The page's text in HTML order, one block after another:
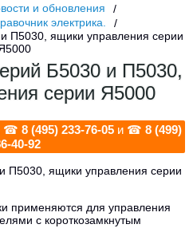
и обновления
электрика.
П5030, ящики управления серии
Б5030 и П5030,
серии Я5000
☎ 8 (495) 233-76-05 и ☎ 8 (499)
40-92
П5030, ящики управления серии
применяются для управления
с короткозамкнутым